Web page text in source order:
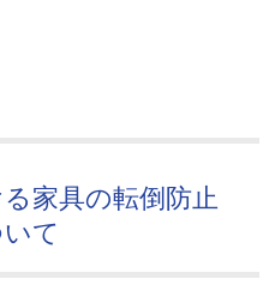
家具の転倒防止
て